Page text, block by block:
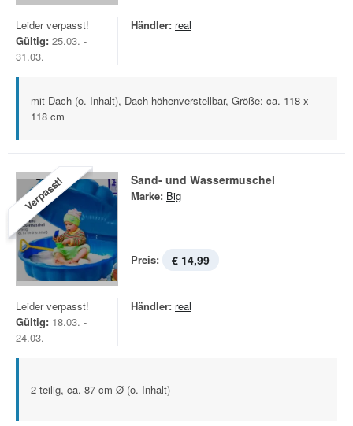
Leider verpasst!
Gültig: 25.03. -
31.03.
Händler: real
mit Dach (o. Inhalt), Dach höhenverstellbar, Größe: ca. 118 x
118 cm
Verpasst! Sand- und Wassermuschel
Marke: Big
Preis: € 14,99
Leider verpasst!
Gültig: 18.03. -
24.03.
Händler: real
2-teilig, ca. 87 cm Ø (o. Inhalt)